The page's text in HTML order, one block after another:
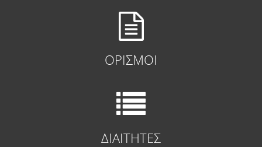
ΟΡΙΣΜΟΙ
ΔΙΑΙΤΗΤΕΣ